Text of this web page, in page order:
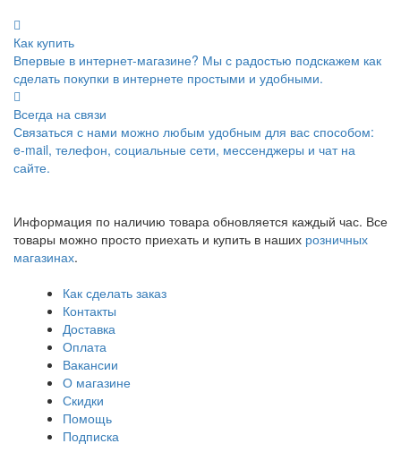
Как купить
Впервые в интернет-магазине? Мы с радостью подскажем как
сделать покупки в интернете простыми и удобными.
Всегда на связи
Связаться с нами можно любым удобным для вас способом:
e-mail, телефон, социальные сети, мессенджеры и чат на
сайте.
Информация по наличию товара обновляется каждый час. Все
товары можно просто приехать и купить в наших розничных
магазинах.
Как сделать заказ
Контакты
Доставка
Оплата
Вакансии
О магазине
Скидки
Помощь
Подписка